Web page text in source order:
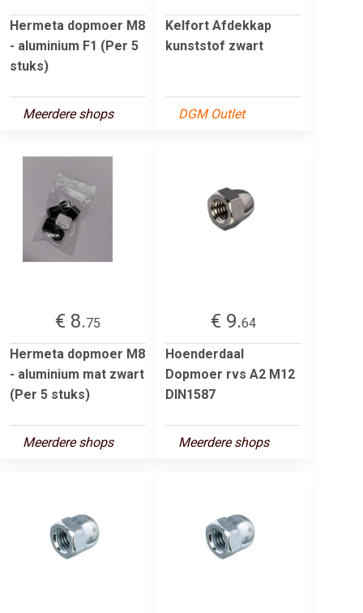
Hermeta dopmoer M8
- aluminium F1 (Per 5
stuks)
Meerdere shops
Kelfort Afdekkap
kunststof zwart
DGM Outlet
€ 8.75
Hermeta dopmoer M8
- aluminium mat zwart
(Per 5 stuks)
Meerdere shops
€ 9.64
Hoenderdaal
Dopmoer rvs A2 M12
DIN1587
Meerdere shops